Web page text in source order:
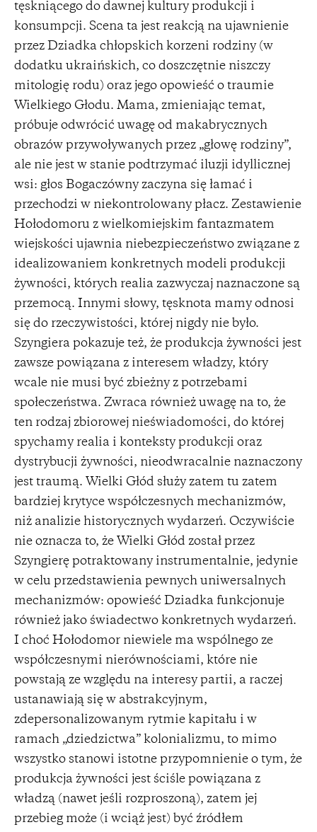
tęskniącego do dawnej kultury produkcji i
konsumpcji. Scena ta jest reakcją na ujawnienie
przez Dziadka chłopskich korzeni rodziny (w
dodatku ukraińskich, co doszczętnie niszczy
mitologię rodu) oraz jego opowieść o traumie
Wielkiego Głodu. Mama, zmieniając temat,
próbuje odwrócić uwagę od makabrycznych
obrazów przywoływanych przez „głowę rodziny”,
ale nie jest w stanie podtrzymać iluzji idyllicznej
wsi: głos Bogaczówny zaczyna się łamać i
przechodzi w niekontrolowany płacz. Zestawienie
Hołodomoru z wielkomiejskim fantazmatem
wiejskości ujawnia niebezpieczeństwo związane z
idealizowaniem konkretnych modeli produkcji
żywności, których realia zazwyczaj naznaczone są
przemocą. Innymi słowy, tęsknota mamy odnosi
się do rzeczywistości, której nigdy nie było.
Szyngiera pokazuje też, że produkcja żywności jest
zawsze powiązana z interesem władzy, który
wcale nie musi być zbieżny z potrzebami
społeczeństwa. Zwraca również uwagę na to, że
ten rodzaj zbiorowej nieświadomości, do której
spychamy realia i konteksty produkcji oraz
dystrybucji żywności, nieodwracalnie naznaczony
jest traumą. Wielki Głód służy zatem tu zatem
bardziej krytyce współczesnych mechanizmów,
niż analizie historycznych wydarzeń. Oczywiście
nie oznacza to, że Wielki Głód został przez
Szyngierę potraktowany instrumentalnie, jedynie
w celu przedstawienia pewnych uniwersalnych
mechanizmów: opowieść Dziadka funkcjonuje
również jako świadectwo konkretnych wydarzeń.
I choć Hołodomor niewiele ma wspólnego ze
współczesnymi nierównościami, które nie
powstają ze względu na interesy partii, a raczej
ustanawiają się w abstrakcyjnym,
zdepersonalizowanym rytmie kapitału i w
ramach „dziedzictwa” kolonializmu, to mimo
wszystko stanowi istotne przypomnienie o tym, że
produkcja żywności jest ściśle powiązana z
władzą (nawet jeśli rozproszoną), zatem jej
przebieg może (i wciąż jest) być źródłem